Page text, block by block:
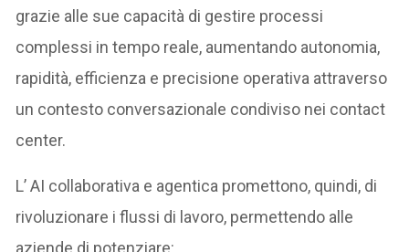
grazie alle sue capacità di gestire processi
complessi in tempo reale, aumentando autonomia,
rapidità, efficienza e precisione operativa attraverso
un contesto conversazionale condiviso nei contact
center.
L’ AI collaborativa e agentica promettono, quindi, di
rivoluzionare i flussi di lavoro, permettendo alle
aziende di potenziare: